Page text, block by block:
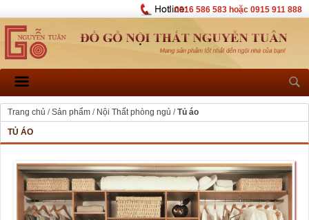
0916 586 583 hoặc 0915 911 888
Trang chủ /Sản phẩm / Nội Thất phòng ngủ /Tủ áo
TỦ ÁO